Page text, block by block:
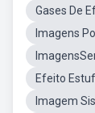
Gases De
Imagens
Efeito
Imagem